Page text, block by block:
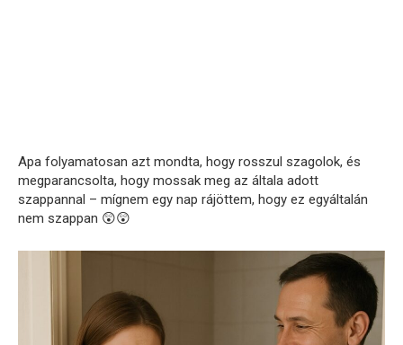
Apa folyamatosan azt mondta, hogy rosszul szagolok, és
megparancsolta, hogy mossak meg az általa adott
szappannal – mígnem egy nap rájöttem, hogy ez egyáltalán
nem szappan 😲😲